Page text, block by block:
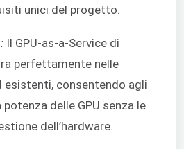
unici del progetto.
Il GPU-as-a-Service di
perfettamente nelle
esistenti, consentendo agli
delle GPU senza le
dell’hardware.